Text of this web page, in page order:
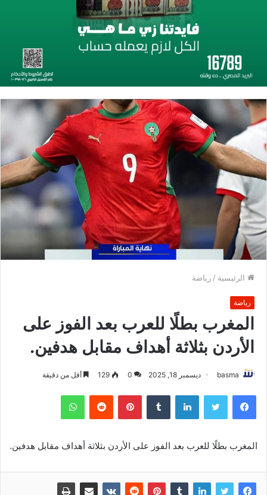
الرئيسية / رياضة
رياضة
المغرب بطلًا للعرب بعد الفوز على
الأردن بثلاثة أهداف مقابل هدفين.
basma ديسمبر 18, 2025 0
129 أقل من دقيقة
فيسبوك تويتر لينكدإن بينتيريست واتساب
المغرب بطلًا للعرب بعد الفوز على الأردن بثلاثة أهداف مقابل هدفين.